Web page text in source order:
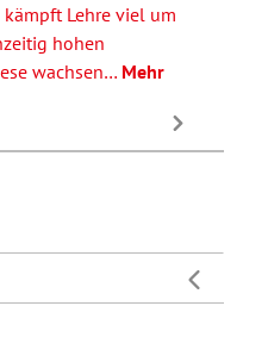
Lehre viel um
hohen
wachsen… Mehr